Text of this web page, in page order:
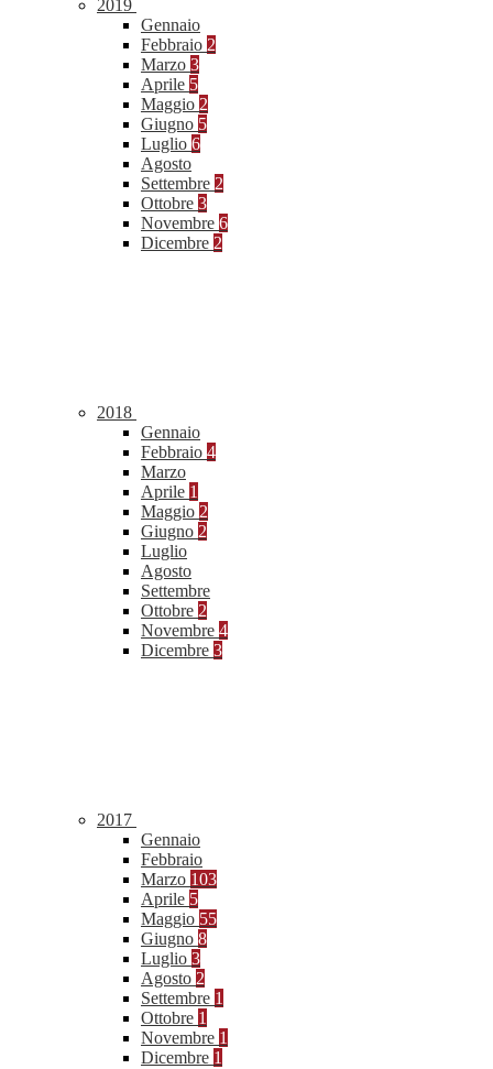
2019
Gennaio
Febbraio 2
Marzo 3
Aprile 5
Maggio 2
Giugno 5
Luglio 6
Agosto
Settembre 2
Ottobre 3
Novembre 6
Dicembre 2
2018
Gennaio
Febbraio 4
Marzo
Aprile 1
Maggio 2
Giugno 2
Luglio
Agosto
Settembre
Ottobre 2
Novembre 4
Dicembre 3
2017
Gennaio
Febbraio
Marzo 103
Aprile 5
Maggio 55
Giugno 8
Luglio 3
Agosto 2
Settembre 1
Ottobre 1
Novembre 1
Dicembre 1